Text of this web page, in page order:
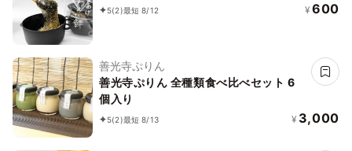
5(2)最短 8/12 ¥ 600
善光寺ぷりん
善光寺ぷりん 全種類食べ比べセット 6
個入り
5(2)最短 8/13 ¥ 3,000